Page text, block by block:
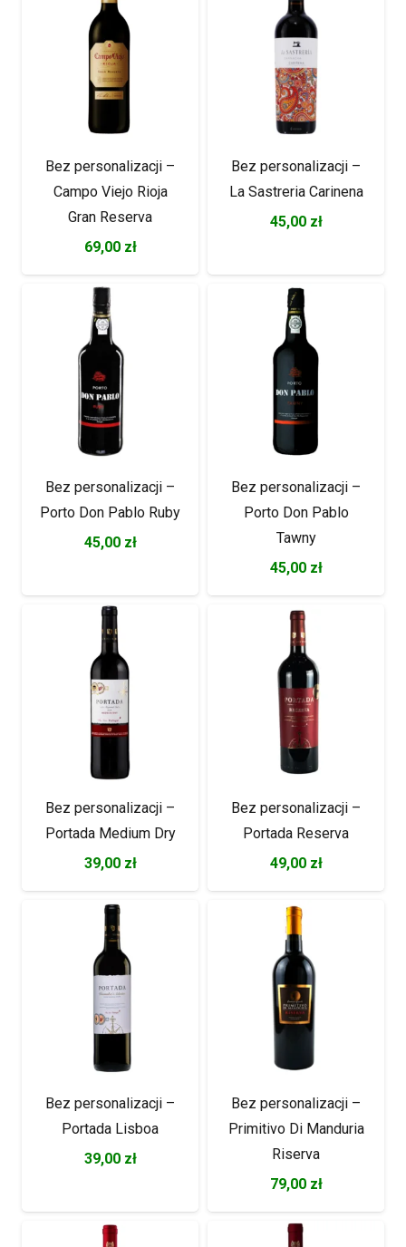
Bez personalizacji –
Campo Viejo Rioja
Gran Reserva
69,00 zł
Bez personalizacji –
La Sastreria Carinena
45,00 zł
Bez personalizacji –
Porto Don Pablo Ruby
45,00 zł
Bez personalizacji –
Porto Don Pablo
Tawny
45,00 zł
Bez personalizacji –
Portada Medium Dry
39,00 zł
Bez personalizacji –
Portada Reserva
49,00 zł
Bez personalizacji –
Portada Lisboa
39,00 zł
Bez personalizacji –
Primitivo Di Manduria
Riserva
79,00 zł